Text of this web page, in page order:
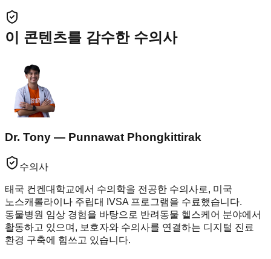
이 콘텐츠를 감수한 수의사
Dr. Tony — Punnawat Phongkittirak
수의사
태국 컨켄대학교에서 수의학을 전공한 수의사로, 미국
노스캐롤라이나 주립대 IVSA 프로그램을 수료했습니다.
동물병원 임상 경험을 바탕으로 반려동물 헬스케어 분야에서
활동하고 있으며, 보호자와 수의사를 연결하는 디지털 진료
환경 구축에 힘쓰고 있습니다.